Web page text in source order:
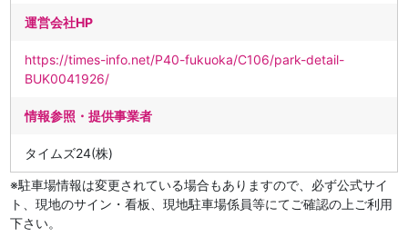
運営会社HP
https://times-info.net/P40-fukuoka/C106/park-detail-
BUK0041926/
情報参照・提供事業者
タイムズ24(株)
※駐車場情報は変更されている場合もありますので、必ず公式サイ
ト、現地のサイン・看板、現地駐車場係員等にてご確認の上ご利用
下さい。